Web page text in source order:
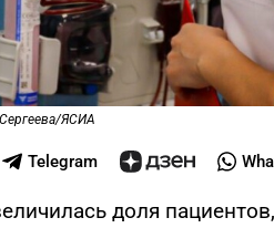
ЯСИА
Telegram
доля